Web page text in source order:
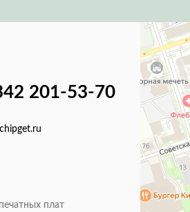
201-53-70
плат